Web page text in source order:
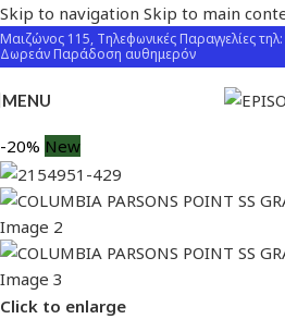
Skip to navigation Skip to main
Μαιζώνος 115, Τηλεφωνικές Παραγγελίες
Δωρεάν Παράδοση αυθημερόν
MENU
-20% New
Click to enlarge